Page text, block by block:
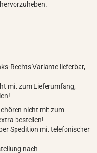
Rechts Variante lieferbar,
mit zum Lieferumfang,
nicht mit zum
bestellen!
Spedition mit telefonischer
nach